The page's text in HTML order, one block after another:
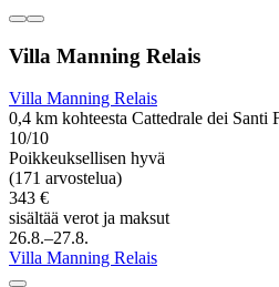
Villa Manning Relais
Villa Manning Relais
0,4 km kohteesta Cattedrale dei Santi
10/10
Poikkeuksellisen hyvä
(171 arvostelua)
343 €
sisältää verot ja maksut
26.8.–27.8.
Villa Manning Relais